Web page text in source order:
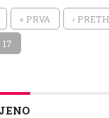
« PRVA ‹
17